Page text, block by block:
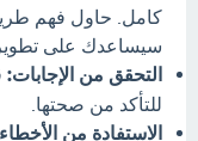
كامل. حاول فهم
سيساعدك على تطوير
التحقق من الإجابات:
للتأكد من صحتها.
الاستفادة من